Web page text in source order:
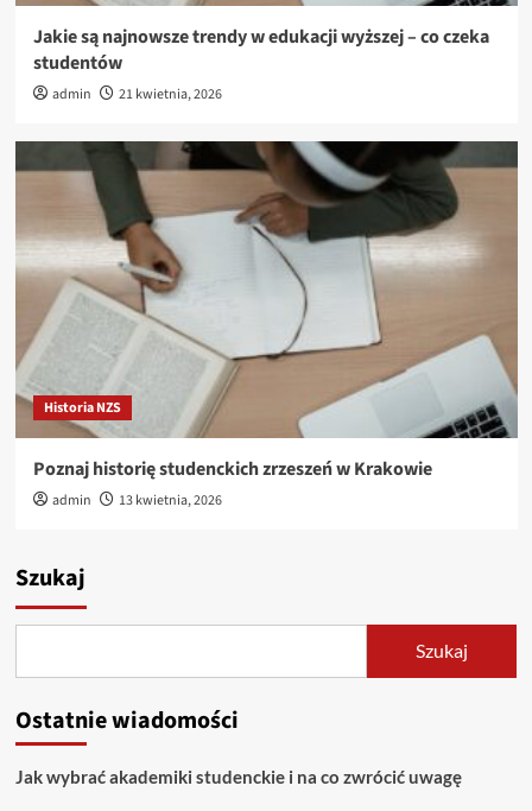
Jakie są najnowsze trendy w edukacji wyższej – co czeka
studentów
admin 21 kwietnia, 2026
Historia NZS
Poznaj historię studenckich zrzeszeń w Krakowie
admin 13 kwietnia, 2026
Szukaj
Szukaj
Ostatnie wiadomości
Jak wybrać akademiki studenckie i na co zwrócić uwagę